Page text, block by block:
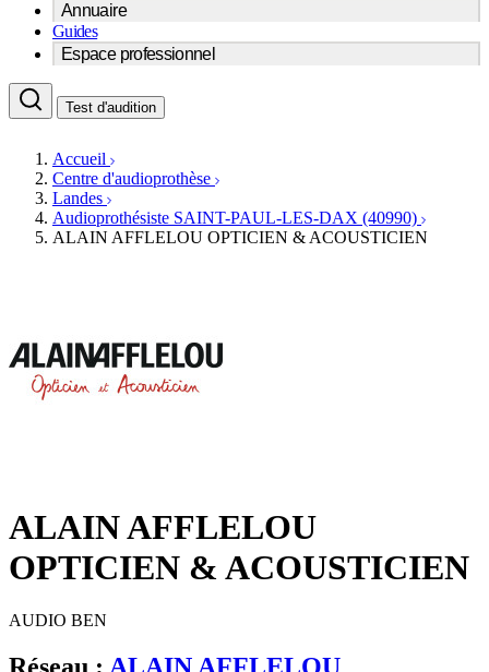
Annuaire
Trouvez un professionnel de l'audition
Centre d'audioprothèse
Médecins ORL & Phoniatres
Écoles spécialisées
Fournisseurs
Associations
Guides
Espace professionnel
Acteurs et services
Fournisseurs
Services ORL
Orthophonistes
Formations et écoles
Organismes / Syndicats
Produits
Test d'audition
Accueil
Centre d'audioprothèse
Landes
Audioprothésiste SAINT-PAUL-LES-DAX (40990)
ALAIN AFFLELOU OPTICIEN & ACOUSTICIEN
ALAIN AFFLELOU
OPTICIEN & ACOUSTICIEN
AUDIO BEN